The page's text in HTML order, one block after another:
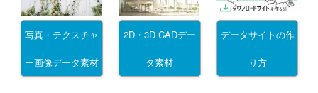
写真・テクスチャ
ー画像データ素材
2D・3D CADデー
タ素材
データサイトの作
り方